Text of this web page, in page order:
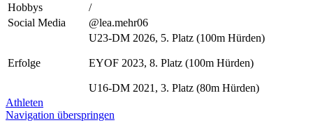
Hobbys
/
Social Media
@lea.mehr06
Erfolge
U23-DM 2026, 5. Platz (100m Hürden)
EYOF 2023, 8. Platz (100m Hürden)
U16-DM 2021, 3. Platz (80m Hürden)
Athleten
Navigation überspringen